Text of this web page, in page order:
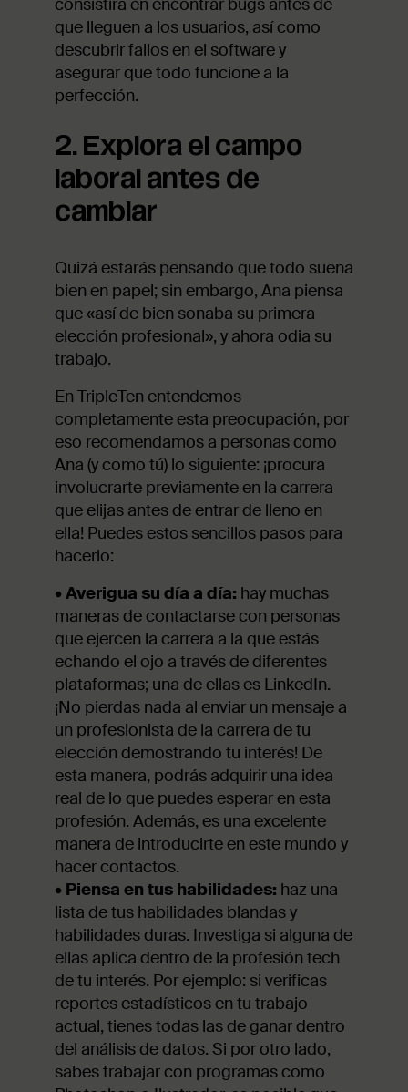
consistirá en encontrar bugs antes de
que lleguen a los usuarios, así como
descubrir fallos en el software y
asegurar que todo funcione a la
perfección.
2. Explora el campo
laboral antes de
cambiar
Quizá estarás pensando que todo suena
bien en papel; sin embargo, Ana piensa
que «así de bien sonaba su primera
elección profesional», y ahora odia su
trabajo.
En TripleTen entendemos
completamente esta preocupación, por
eso recomendamos a personas como
Ana (y como tú) lo siguiente: ¡procura
involucrarte previamente en la carrera
que elijas antes de entrar de lleno en
ella! Puedes estos sencillos pasos para
hacerlo:
• Averigua su día a día: hay muchas
maneras de contactarse con personas
que ejercen la carrera a la que estás
echando el ojo a través de diferentes
plataformas; una de ellas es LinkedIn.
¡No pierdas nada al enviar un mensaje a
un profesionista de la carrera de tu
elección demostrando tu interés! De
esta manera, podrás adquirir una idea
real de lo que puedes esperar en esta
profesión. Además, es una excelente
manera de introducirte en este mundo y
hacer contactos.
• Piensa en tus habilidades: haz una
lista de tus habilidades blandas y
habilidades duras. Investiga si alguna de
ellas aplica dentro de la profesión tech
de tu interés. Por ejemplo: si verificas
reportes estadísticos en tu trabajo
actual, tienes todas las de ganar dentro
del análisis de datos. Si por otro lado,
sabes trabajar con programas como